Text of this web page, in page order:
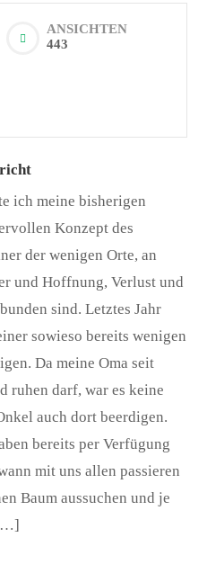
ANSICHTEN
443
ich meine bisherigen
Konzept des
der wenigen Orte, an
und Hoffnung, Verlust und
sind. Letztes Jahr
sowieso bereits wenigen
Da meine Oma seit
ruhen darf, war es keine
auch dort beerdigen.
bereits per Verfügung
mit uns allen passieren
Baum aussuchen und je